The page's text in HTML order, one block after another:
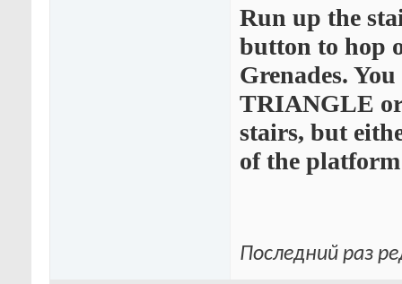
Run up the
button to hop
Grenades.
TRIANGLE or
stairs, but
of the
Последний раз